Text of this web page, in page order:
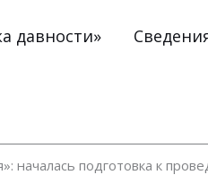
давности»
началась подготовка к